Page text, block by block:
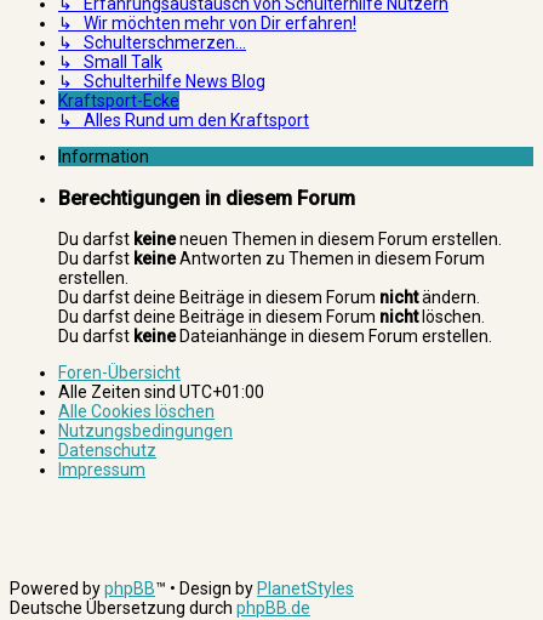
↳ Wir möchten mehr von Dir erfahren!
↳ Schulterschmerzen...
↳ Small Talk
↳ Schulterhilfe News Blog
Kraftsport-Ecke
↳ Alles Rund um den Kraftsport
Information
Berechtigungen in diesem Forum
Du darfst keineneuen Themen in diesem Forum erstellen.
Du darfst keineAntworten zu Themen in diesem Forum
erstellen.
Du darfst deine Beiträge in diesem Forum nichtändern.
Du darfst deine Beiträge in diesem Forum nichtlöschen.
Du darfst keineDateianhänge in diesem Forum erstellen.
Foren-Übersicht
Alle Zeiten sind UTC+01:00
Alle Cookies löschen
Nutzungsbedingungen
Datenschutz
Impressum
Powered byphpBB™ • Design by PlanetStyles
Deutsche Übersetzung durch phpBB.de